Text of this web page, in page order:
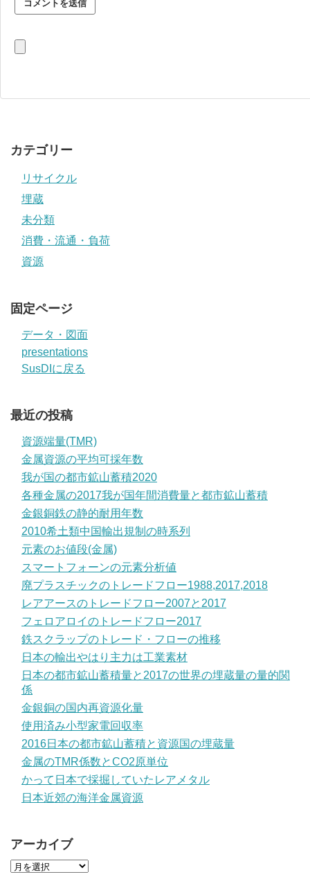
カテゴリー
リサイクル
埋蔵
未分類
消費・流通・負荷
資源
固定ページ
データ・図面
presentations
SusDIに戻る
最近の投稿
資源端量(TMR)
金属資源の平均可採年数
我が国の都市鉱山蓄積2020
各種金属の2017我が国年間消費量と都市鉱山蓄積
金銀銅鉄の静的耐用年数
2010希土類中国輸出規制の時系列
元素のお値段(金属)
スマートフォーンの元素分析値
廃プラスチックのトレードフロー1988,2017,2018
レアアースのトレードフロー2007と2017
フェロアロイのトレードフロー2017
鉄スクラップのトレード・フローの推移
日本の輸出やはり主力は工業素材
日本の都市鉱山蓄積量と2017の世界の埋蔵量の量的関
係
金銀銅の国内再資源化量
使用済み小型家電回収率
2016日本の都市鉱山蓄積と資源国の埋蔵量
金属のTMR係数とCO2原単位
かって日本で採掘していたレアメタル
日本近郊の海洋金属資源
アーカイブ